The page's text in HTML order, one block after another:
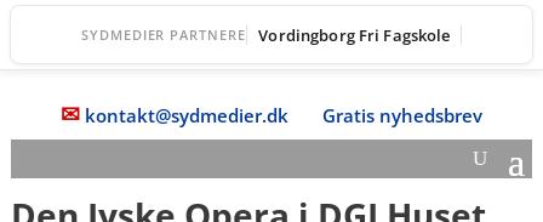
SYDMEDIER PARTNERE Vordingborg Fri Fagskole
✉ kontakt@sydmedier.dk Gratis nyhedsbrev